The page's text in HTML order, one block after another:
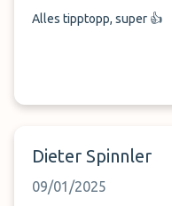
Alles tipptopp, super 👍
Dieter Spinnler
09/01/2025